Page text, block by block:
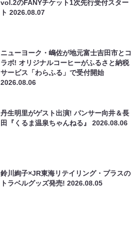
vol.2のFANYチケット1次先行受付スター
ト2026.08.07
ニューヨーク・嶋佐が地元富士吉田市とコ
ラボ! オリジナルコーヒーがふるさと納税
サービス「わらふる」で受付開始
2026.08.06
丹生明里がゲスト出演! パンサー向井＆長
田『くるま温泉ちゃんねる』2026.08.06
鈴川絢子×JR東海リテイリング・プラスの
トラベルグッズ発売!2026.08.05